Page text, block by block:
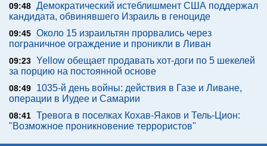
09:48 Демократический истеблишмент США поддержал
кандидата, обвинявшего Израиль в геноциде
09:45 Около 15 израильтян прорвались через
пограничное ограждение и проникли в Ливан
09:23 Yellow обещает продавать хот-доги по 5 шекелей
за порцию на постоянной основе
08:49
1035-й день войны: действия в Газе и Ливане,
операции в Иудее и Самарии
08:41 Тревога в поселках Кохав-Яаков и Тель-Цион:
"Возможное проникновение террористов"